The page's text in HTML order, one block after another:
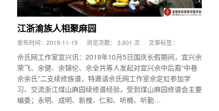
江浙渝族人相聚麻园
发布时间：2019-11-19 浏览次数： 3,901 次 文章标签：
佘氏网工作室宜兴讯：2019年10月5日国庆长假期间，宜兴佘
荣飞、余健、余锦伦、佘全共等人发起对宜兴佘中后裔“中巷
佘余氏”二支续修族谱，特邀请佘氏网工作室佘定虹参加学
习、交流浙江煤山麻园续修谱经验，受到煤山麻园修谱会主要
编委；永明、成明、新槐、仁和、听楠、听勤…